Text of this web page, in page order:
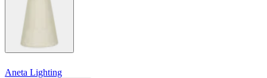
Aneta Lighting